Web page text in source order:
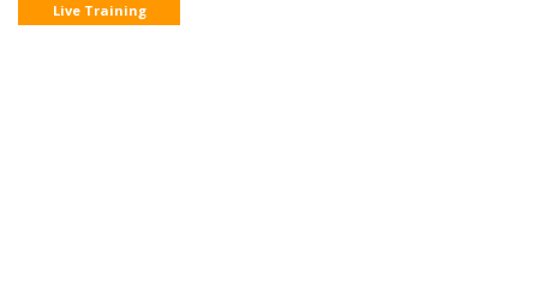
Live Training